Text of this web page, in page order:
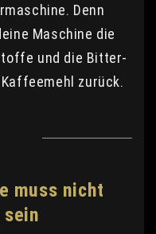
Denn
Maschine die
und die Bitter-
zurück.
muss nicht